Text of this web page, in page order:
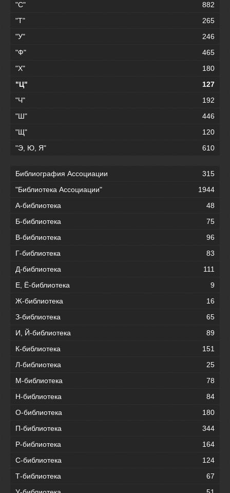
"С"
882
"Т"
265
"У"
246
"Ф"
465
"Х"
180
"Ц"
127
"Ч"
192
"Ш"
446
"Щ"
120
"Э, Ю, Я"
610
Библиография Ассоциации
315
"Библиотека Ассоциации"
1944
А-библиотека
48
Б-библиотека
75
В-библиотека
96
Г-библиотека
83
Д-библиотека
111
Е, Ё-библиотека
9
Ж-библиотека
16
З-библиотека
65
И, Й-библиотека
89
К-библиотека
151
Л-библиотека
25
М-библиотека
78
Н-библиотека
84
О-библиотека
180
П-библиотека
344
Р-библиотека
164
С-библиотека
124
Т-библиотека
67